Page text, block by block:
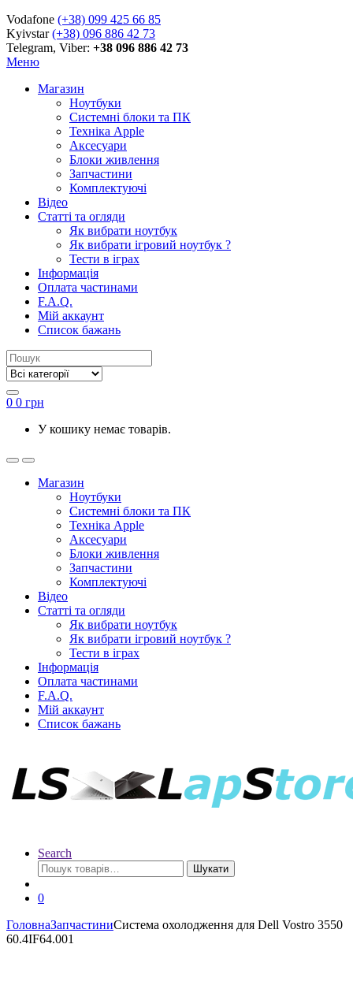
Vodafone (+38) 099 425 66 85
Kyivstar(+38) 096 886 42 73
Telegram, Viber: +38 096 886 42 73
Меню
Магазин
Ноутбуки
Системні блоки та ПК
Техніка Apple
Аксесуари
Блоки живлення
Запчастини
Комплектуючі
Відео
Статті та огляди
Як вибрати ноутбук
Як вибрати ігровий ноутбук ?
Тести в іграх
Інформація
Оплата частинами
F.A.Q.
Мій аккаунт
Список бажань
0 0 грн
У кошику немає товарів.
Магазин
Ноутбуки
Системні блоки та ПК
Техніка Apple
Аксесуари
Блоки живлення
Запчастини
Комплектуючі
Відео
Статті та огляди
Як вибрати ноутбук
Як вибрати ігровий ноутбук ?
Тести в іграх
Інформація
Оплата частинами
F.A.Q.
Мій аккаунт
Список бажань
Search
Шукати
0
ГоловнаЗапчастиниСистема охолодження для Dell Vostro 3550
60.4IF64.001